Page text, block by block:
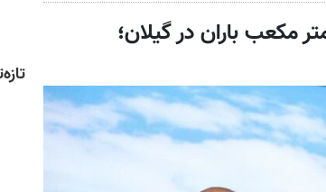
و ۳۵۰ میلیون متر مکعب باران در گیلان؛